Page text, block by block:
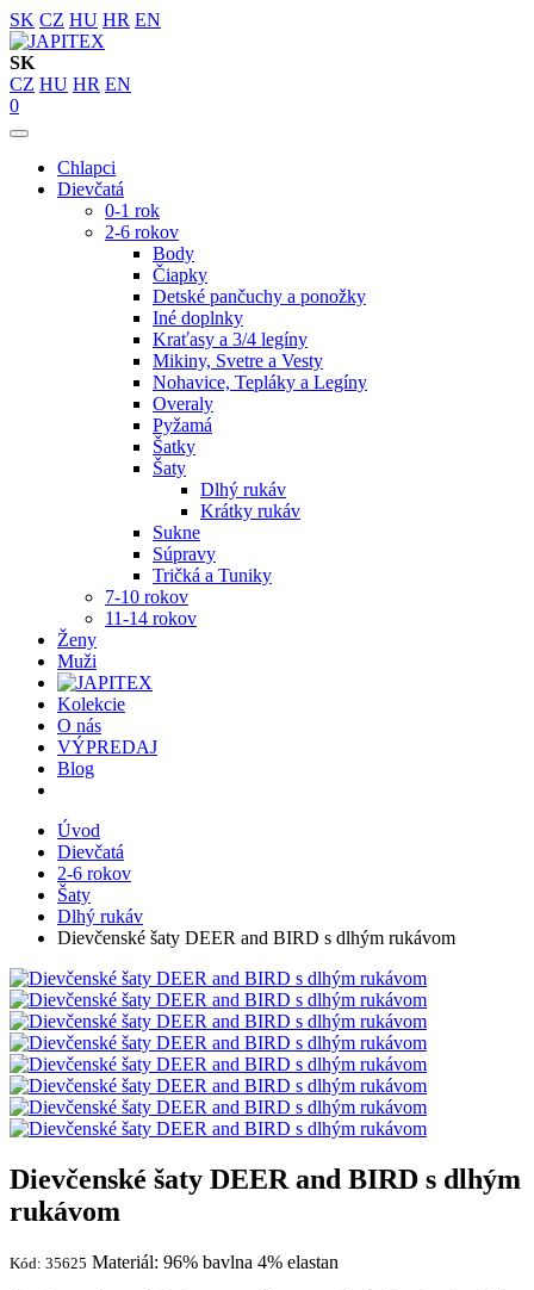
SK CZ HU HR EN
SK
CZ HU HR EN
0
Chlapci
Dievčatá
0-1 rok
2-6 rokov
Body
Čiapky
Detské pančuchy a ponožky
Iné doplnky
Kraťasy a 3/4 legíny
Mikiny, Svetre a Vesty
Nohavice, Tepláky a Legíny
Overaly
Pyžamá
Šatky
Šaty
Dlhý rukáv
Krátky rukáv
Sukne
Súpravy
Tričká a Tuniky
7-10 rokov
11-14 rokov
Ženy
Muži
Kolekcie
O nás
VÝPREDAJ
Blog
Úvod
Dievčatá
2-6 rokov
Šaty
Dlhý rukáv
Dievčenské šaty DEER and BIRD s dlhým rukávom
Dievčenské šaty DEER and BIRD s dlhým
rukávom
Kód: 35625 Materiál: 96% bavlna 4% elastan